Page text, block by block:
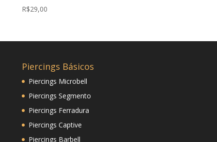
R$29,00
Piercings Básicos
Piercings Microbell
Piercings Segmento
Piercings Ferradura
Piercings Captive
Piercings Barbell